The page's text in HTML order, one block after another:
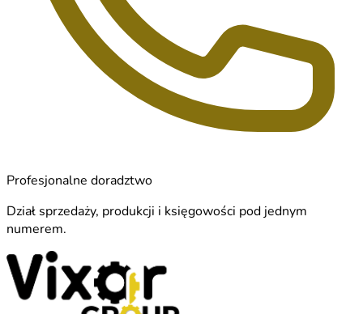
Profesjonalne doradztwo
Dział sprzedaży, produkcji i księgowości pod jednym
numerem.